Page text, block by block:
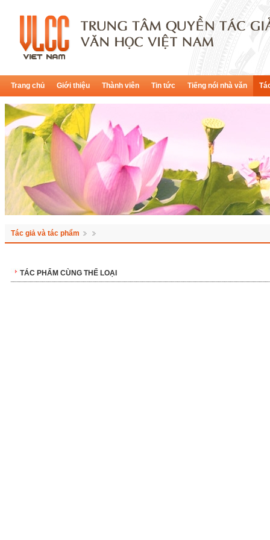
Trang chủ Giới thiệu Thành viên Tin tức Tiếng nói nhà văn
Tác giả và tác phẩm
TÁC PHẨM CÙNG THỂ LOẠI